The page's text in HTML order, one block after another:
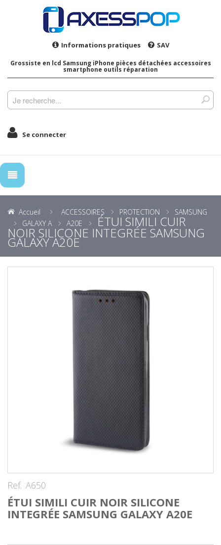
Informations pratiques SAV
Grossiste en lcd Samsung iPhone pièces détachées accessoires
smartphone outils réparation
Se connecter
Accueil ACCESSOIRES PROTECTION
SAMSUNG
GALAXY A
A20E ÉTUI SIMILI CUIR
NOIR SILICONE INTEGRÉE SAMSUNG
GALAXY A20E
Ref. A650
ÉTUI SIMILI CUIR NOIR SILICONE
INTEGRÉE SAMSUNG GALAXY A20E